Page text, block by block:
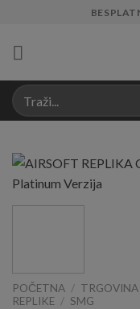
content
POČETNA / TRGOVINA
REPLIKE / SMG